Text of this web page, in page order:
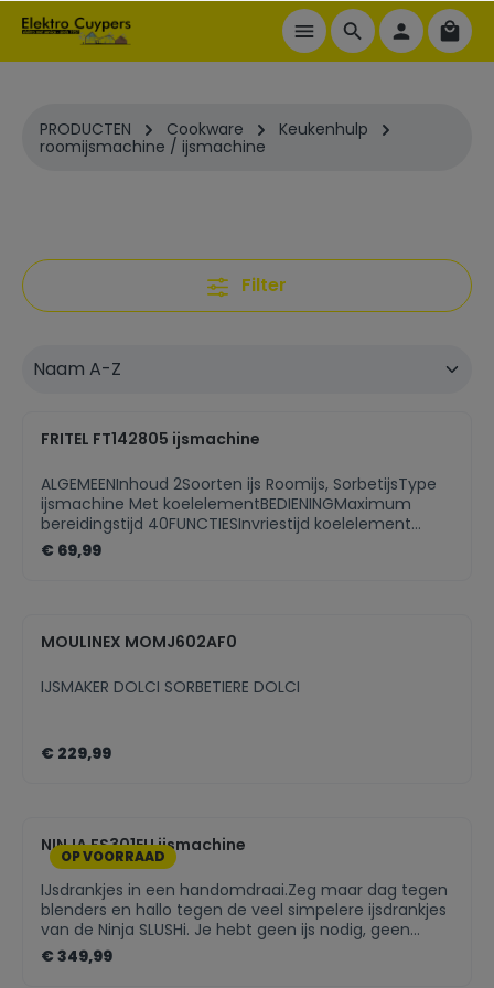
PRODUCTEN Cookware
Keukenhulp
roomijsmachine / ijsmachine
Filter
FRITEL FT142805 ijsmachine
ALGEMEENInhoud 2Soorten ijs Roomijs, SorbetijsType
ijsmachine Met koelelementBEDIENINGMaximum
bereidingstijd 40FUNCTIESInvriestijd koelelement
8Fysieke kenmerkenBreedte 22Diepte 22Gewicht
2,8Hoogte 24,5Inhoud kom 1
€ 69,99
MOULINEX MOMJ602AF0
IJSMAKER DOLCI SORBETIERE DOLCI
€ 229,99
OP VOORRAAD
NINJA FS301EU ijsmachine
IJsdrankjes in een handomdraai.Zeg maar dag tegen
blenders en hallo tegen de veel simpelere ijsdrankjes
van de Ninja SLUSHi. Je hebt geen ijs nodig, geen
scherpe messen en geen blender. Alleen maar
gieten, koelen, genieten. Zo simpel is het!Of je nu zin
€ 349,99